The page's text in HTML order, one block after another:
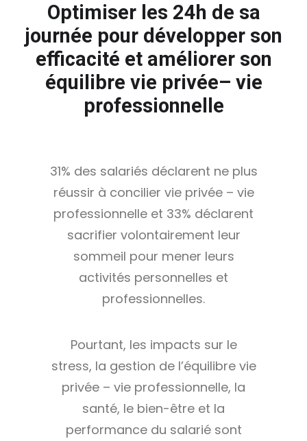
Optimiser les 24h de sa
journée pour développer son
efficacité et améliorer son
équilibre vie privée– vie
professionnelle
31% des salariés déclarent ne plus
réussir à concilier vie privée – vie
professionnelle et 33% déclarent
sacrifier volontairement leur
sommeil pour mener leurs
activités personnelles et
professionnelles.
Pourtant, les impacts sur le
stress, la gestion de l’équilibre vie
privée – vie professionnelle, la
santé, le bien-être et la
performance du salarié sont